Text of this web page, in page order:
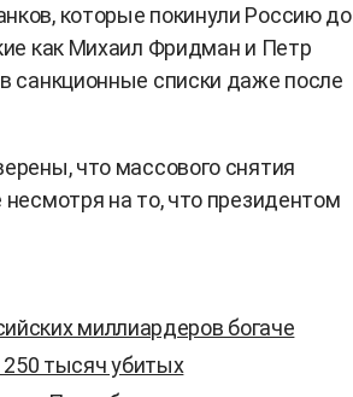
которые покинули Россию до
как Михаил Фридман и Петр
санкционные списки даже после
что массового снятия
на то, что президентом
миллиардеров богаче
тысяч убитых